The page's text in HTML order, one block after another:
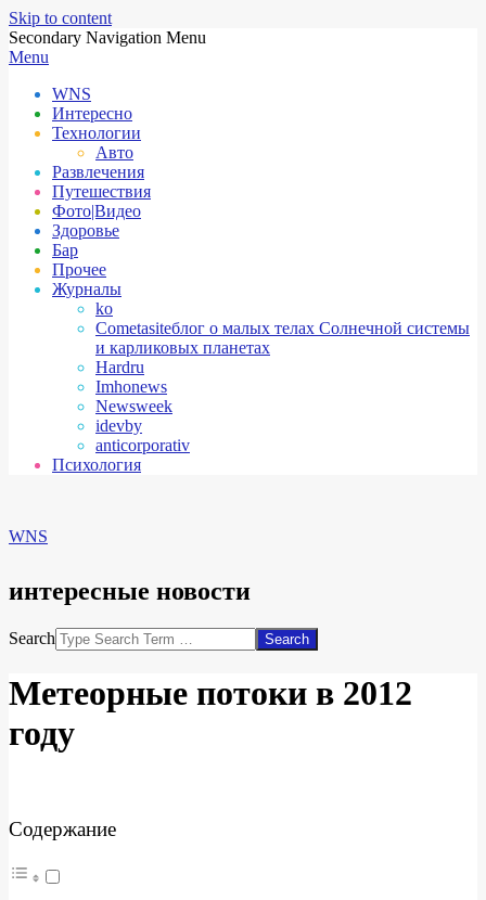
Skip to content
Secondary Navigation Menu
Menu
WNS
Интересно
Технологии
Авто
Развлечения
Путешествия
Фото|Видео
Здоровье
Бар
Прочее
Журналы
ko
Cometasiteблог о малых телах Солнечной системы
и карликовых планетах
Hardru
Imhonews
Newsweek
idevby
anticorporativ
Психология
WNS
интересные новости
Search
Метеорные потоки в 2012
году
Содержание